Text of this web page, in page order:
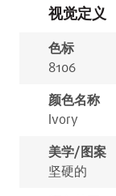
视觉定义
色标
8106
颜色名称
Ivory
美学/图案
坚硬的